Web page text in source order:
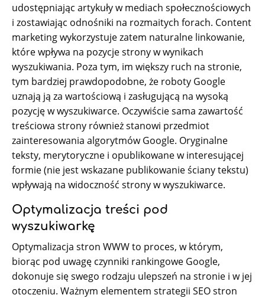
udostępniając artykuły w mediach społecznościowych
i zostawiając odnośniki na rozmaitych forach. Content
marketing wykorzystuje zatem naturalne linkowanie,
które wpływa na pozycje strony w wynikach
wyszukiwania. Poza tym, im większy ruch na stronie,
tym bardziej prawdopodobne, że roboty Google
uznają ją za wartościową i zasługującą na wysoką
pozycję w wyszukiwarce. Oczywiście sama zawartość
treściowa strony również stanowi przedmiot
zainteresowania algorytmów Google. Oryginalne
teksty, merytoryczne i opublikowane w interesującej
formie (nie jest wskazane publikowanie ściany tekstu)
wpływają na widoczność strony w wyszukiwarce.
Optymalizacja treści pod
wyszukiwarkę
Optymalizacja stron WWW to proces, w którym,
biorąc pod uwagę czynniki rankingowe Google,
dokonuje się swego rodzaju ulepszeń na stronie i w jej
otoczeniu. Ważnym elementem strategii SEO stron